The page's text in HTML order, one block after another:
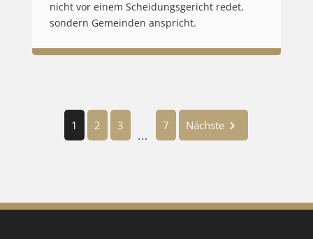
nicht vor einem Scheidungsgericht redet,
sondern Gemeinden anspricht.
1 2 3
...
7 Nächste